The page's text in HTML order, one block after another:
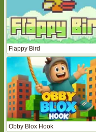
Flappy Bird
Obby Blox Hook